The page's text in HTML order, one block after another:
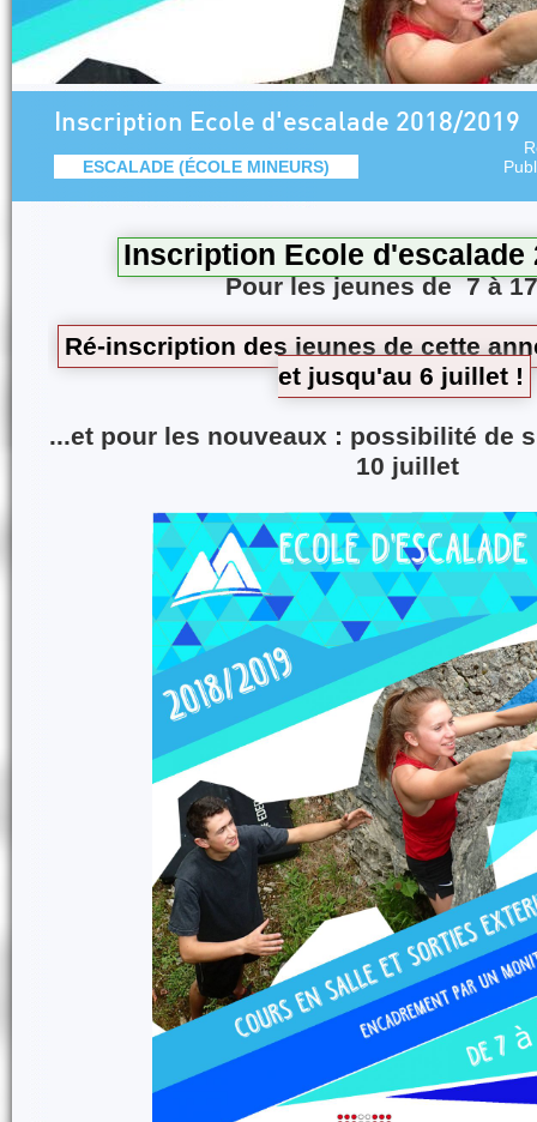
Inscription Ecole d'escalade 2018/2019
ESCALADE (ÉCOLE MINEURS)
Inscription Ecole d'escalade
Pour les jeunes de 7 à
Ré-inscription des jeunes de cette
et jusqu'au 6 juillet !
...et pour les nouveaux : possibilité de
10 juillet